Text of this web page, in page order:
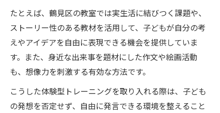
たとえば、鶴見区の教室では実生活に結びつく課題や、
ストーリー性のある教材を活用して、子どもが自分の考
えやアイデアを自由に表現できる機会を提供していま
す。また、身近な出来事を題材にした作文や絵画活動
も、想像力を刺激する有効な方法です。
こうした体験型トレーニングを取り入れる際は、子ども
の発想を否定せず、自由に発言できる環境を整えること